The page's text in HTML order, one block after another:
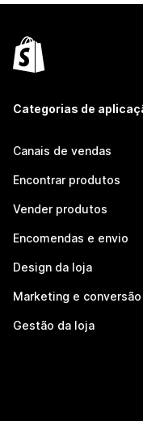
Categorias de
Canais de vendas
Encontrar produtos
Vender produtos
Encomendas e envio
Design da loja
Marketing e conversão
Gestão da loja